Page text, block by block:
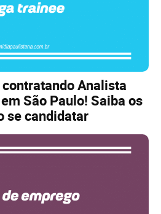
Analista
São Paulo! Saiba os
se candidatar